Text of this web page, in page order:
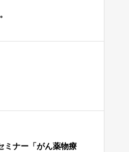
ミナー「がん薬物療